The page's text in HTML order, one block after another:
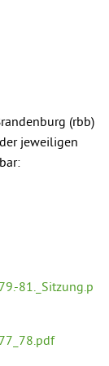
(rbb)
jeweiligen
81._Sitzung.p